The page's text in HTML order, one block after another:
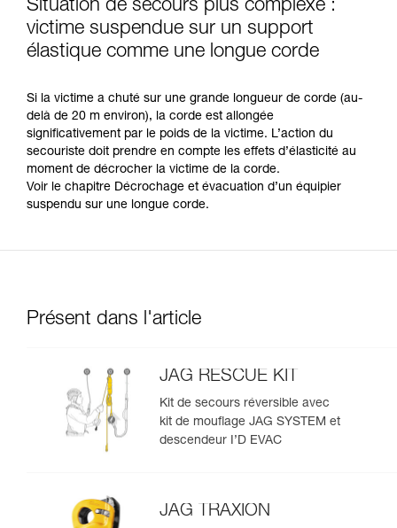
Situation de secours plus complexe :
victime suspendue sur un support
élastique comme une longue corde
Si la victime a chuté sur une grande longueur de corde (au-
delà de 20 m environ), la corde est allongée
significativement par le poids de la victime. L’action du
secouriste doit prendre en compte les effets d’élasticité au
moment de décrocher la victime de la corde.
Voir le chapitre Décrochage et évacuation d’un équipier
suspendu sur une longue corde.
Présent dans l'article
JAG RESCUE KIT
Kit de secours réversible avec
kit de mouflage JAG SYSTEM et
descendeur I’D EVAC
JAG TRAXION